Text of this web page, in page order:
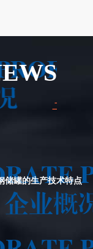
储罐的生产技术特点